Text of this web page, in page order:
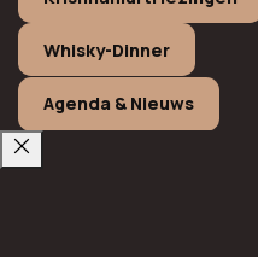
Whisky-Dinner
Agenda & Nieuws